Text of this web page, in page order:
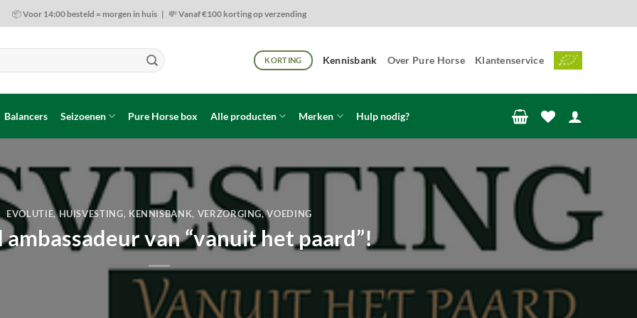
📦 Voor 14:00 besteld = morgen in huis | 💸 Vanaf €100 korting op verzending
KORTING Kennisbank Over Pure Horse Klantenservice
Balancers Seizoenen Pure Horse box Alle producten Merken Hulp nodig?
EVOLUTIE,HUISVESTING, KENNISBANK, VERZORGING,VOEDING
van “vanuit het paard”!